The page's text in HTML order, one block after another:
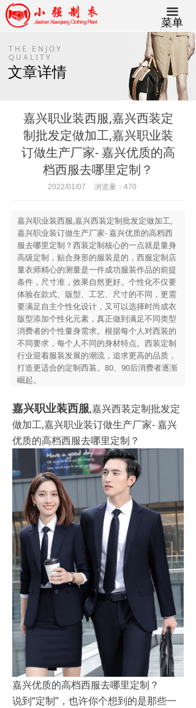
끀
菜单
2022/01/07
THE ENJOY
QUALITY
文章详情
嘉兴职业装西服,嘉兴西装定
制批发定做加工,嘉兴职业装
订做生产厂家- 嘉兴优质的高
档西服去哪里定制？
浏览量： 470
嘉兴职业装西服,嘉兴西装定制批发定做加工,
嘉兴职业装订做生产厂家- 嘉兴优质的高档西
服去哪里定制？西装定制核心的一点就是量身
高级定制，贴合身形的服装是的，西服定制店
量衣师精心的测量是一件成功服装作品的前提
条件，尺寸准，效果自然更好。个性化不仅要
体验在款式、版型、工艺、尺寸的不同，更需
要满足自主个性化设计，又可以选择时尚成衣
版型添加个性化元素，真正做到满足不同类型
消费者的个性量身需求。根据每个人对西装的
不同要求，每个人不同的身材特点。西装定制
行业迎着服装发展的潮流，追求更高的品质，
打造更适合的定制西装。80、90后消费者逐渐
崛起。
嘉兴职业装西服,嘉兴西装定制批发定
做加工,嘉兴职业装订做生产厂家- 嘉兴
优质的高档西服去哪里定制？
嘉兴优质的高档西服去哪里定制？
说到“定制”，也许你个想到的是那些一